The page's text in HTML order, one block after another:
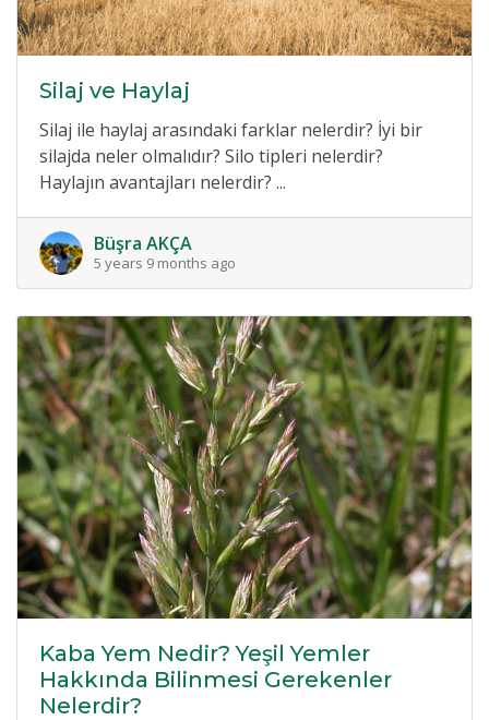
Silaj ve Haylaj
Silaj ile haylaj arasındaki farklar nelerdir? İyi bir
silajda neler olmalıdır? Silo tipleri nelerdir?
Haylajın avantajları nelerdir? ...
Büşra AKÇA
5 years 9 months ago
Kaba Yem Nedir? Yeşil Yemler
Hakkında Bilinmesi Gerekenler
Nelerdir?